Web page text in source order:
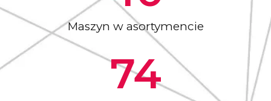
Maszyn w asortymencie
74